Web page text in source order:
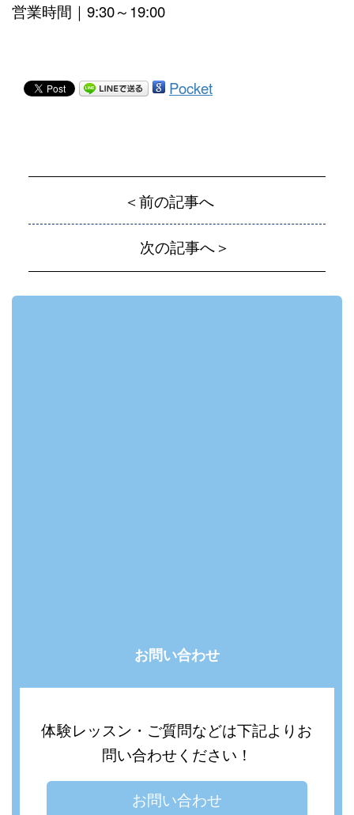
営業時間｜9:30～19:00
Pocket
＜前の記事へ
次の記事へ＞
お問い合わせ
体験レッスン・ご質問などは下記よりお
問い合わせください！
お問い合わせ